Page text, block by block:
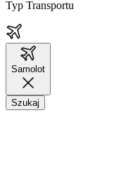
Typ Transportu
Samolot
Szukaj